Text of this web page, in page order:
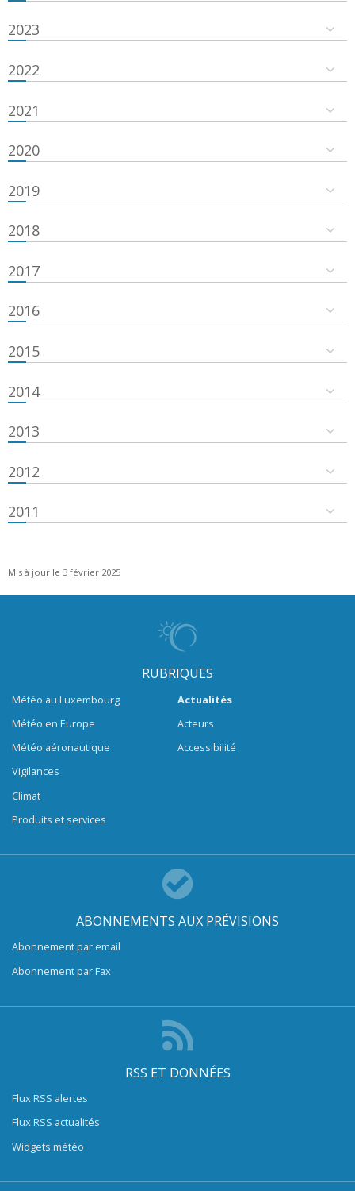
2023
2022
2021
2020
2019
2018
2017
2016
2015
2014
2013
2012
2011
Mis à jour le 3 février 2025
RUBRIQUES
Météo au Luxembourg
Météo en Europe
Météo aéronautique
Vigilances
Climat
Produits et services
Actualités
Acteurs
Accessibilité
ABONNEMENTS AUX PRÉVISIONS
Abonnement par email
Abonnement par Fax
RSS ET DONNÉES
Flux RSS alertes
Flux RSS actualités
Widgets météo